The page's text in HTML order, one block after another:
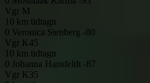
Vgr M
10 km tidtagn
0 Veronica Stenberg -80
Vgr K45
10 km tidtagn
0 Johanna Hansfeldt -87
Vgr K35